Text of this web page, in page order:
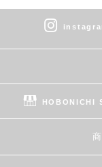
HOBONICHI